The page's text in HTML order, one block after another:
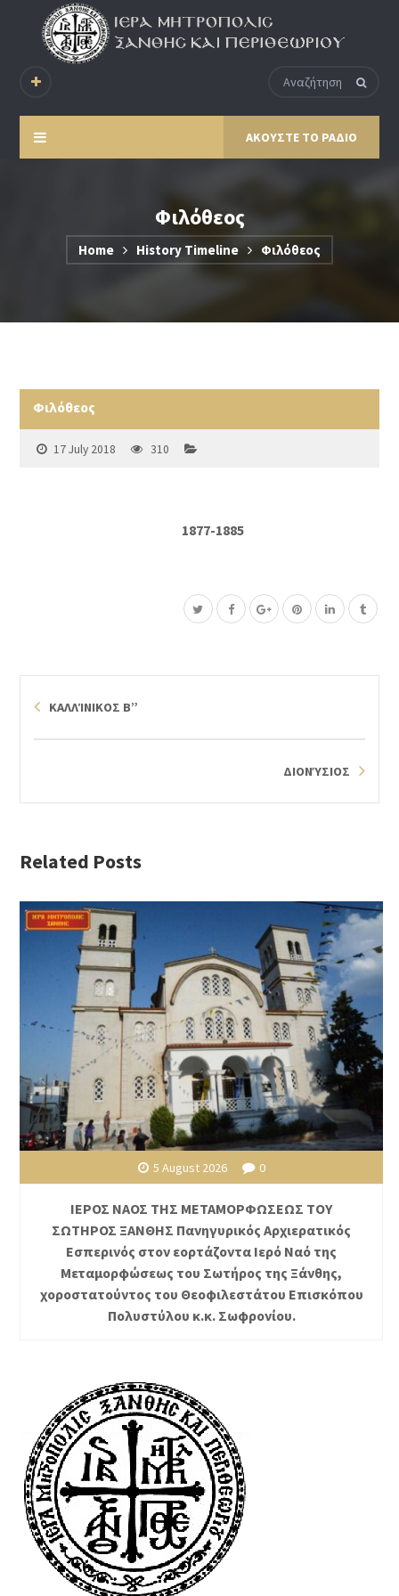
ΑΚΟΥΣΤΕ ΤΟ ΡΑΔΙΟ
Φιλόθεος
Home History Timeline Φιλόθεος
Φιλόθεος
17 July 2018 310
1877-1885
ΚΑΛΛΊΝΙΚΟΣ Β”
ΔΙΟΝΎΣΙΟΣ
Related Posts
5 August 2026 0
ΙΕΡΟΣ ΝΑΟΣ ΤΗΣ ΜΕΤΑΜΟΡΦΩΣΕΩΣ ΤΟΥ
ΣΩΤΗΡΟΣ ΞΑΝΘΗΣ Πανηγυρικός Αρχιερατικός
Εσπερινός στον εορτάζοντα Ιερό Ναό της
Μεταμορφώσεως του Σωτήρος της Ξάνθης,
χοροστατούντος του Θεοφιλεστάτου Επισκόπου
Πολυστύλου κ.κ. Σωφρονίου.